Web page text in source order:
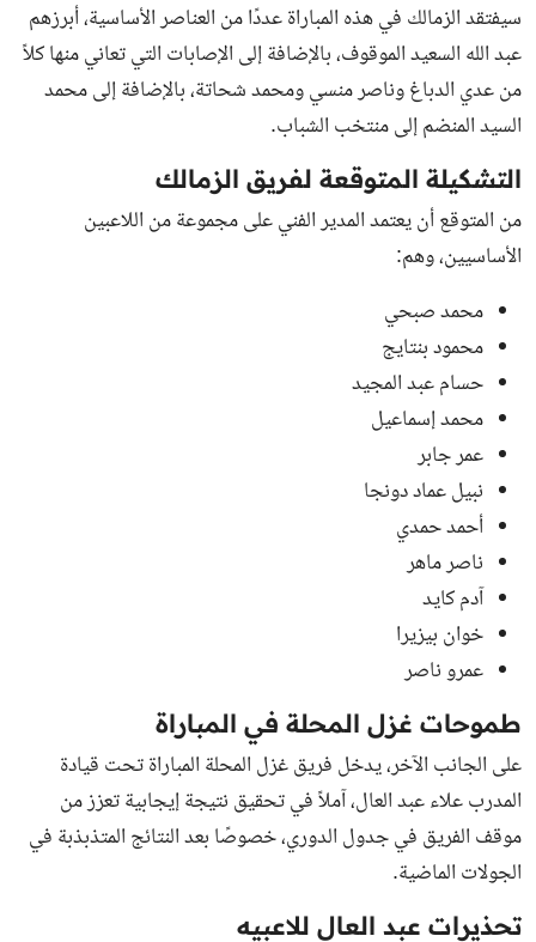
سيفتقد الزمالك في هذه المباراة عددًا من العناصر الأساسية، أبرزهم
عبد الله السعيد الموقوف، بالإضافة إلى الإصابات التي تعاني منها كلاً
من عدي الدباغ وناصر منسي ومحمد شحاتة، بالإضافة إلى محمد
السيد المنضم إلى منتخب الشباب.
التشكيلة المتوقعة لفريق الزمالك
من المتوقع أن يعتمد المدير الفني على مجموعة من اللاعبين
الأساسيين، وهم:
محمد صبحي
محمود بنتايج
حسام عبد المجيد
محمد إسماعيل
عمر جابر
نبيل عماد دونجا
أحمد حمدي
ناصر ماهر
آدم كايد
خوان بيزيرا
عمرو ناصر
طموحات غزل المحلة في المباراة
على الجانب الآخر، يدخل فريق غزل المحلة المباراة تحت قيادة
المدرب علاء عبد العال، آملاً في تحقيق نتيجة إيجابية تعزز من
موقف الفريق في جدول الدوري، خصوصًا بعد النتائج المتذبذبة في
الجولات الماضية.
تحذيرات عبد العال للاعبيه